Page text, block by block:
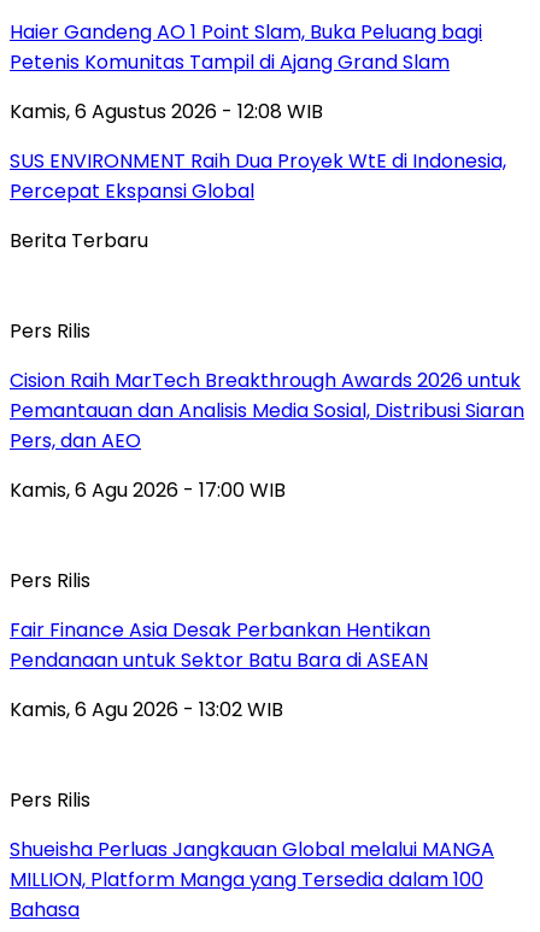
Haier Gandeng AO 1 Point Slam, Buka Peluang bagi
Petenis Komunitas Tampil di Ajang Grand Slam
Kamis, 6 Agustus 2026 - 12:08 WIB
SUS ENVIRONMENT Raih Dua Proyek WtE di Indonesia,
Percepat Ekspansi Global
Berita Terbaru
Pers Rilis
Cision Raih MarTech Breakthrough Awards 2026 untuk
Pemantauan dan Analisis Media Sosial, Distribusi Siaran
Pers, dan AEO
Kamis, 6 Agu 2026 - 17:00 WIB
Pers Rilis
Fair Finance Asia Desak Perbankan Hentikan
Pendanaan untuk Sektor Batu Bara di ASEAN
Kamis, 6 Agu 2026 - 13:02 WIB
Pers Rilis
Shueisha Perluas Jangkauan Global melalui MANGA
MILLION, Platform Manga yang Tersedia dalam 100
Bahasa